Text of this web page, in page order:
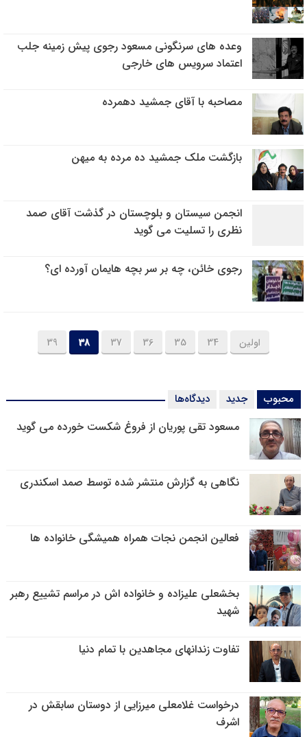
وعده های سرنگونی مسعود رجوی پیش زمینه جلب
اعتماد سرویس های خارجی
مصاحبه با آقای جمشید دهمرده
بازگشت ملک جمشید ده مرده به میهن
انجمن سیستان و بلوچستان در گذشت آقای صمد
نظری را تسلیت می گوید
رجوی خائن، چه بر سر بچه هایمان آورده ای؟
اولین 34
35
36
37
38
39
محبوب جدید دیدگاه‌ها
مسعود تقی پوریان از فروغ شکست خورده می گوید
نگاهی به گزارش منتشر شده توسط صمد اسکندری
فعالین انجمن نجات همراه همیشگی خانواده ها
بخشعلی علیزاده و خانواده اش در مراسم تشییع رهبر
شهید
تفاوت زندانهای مجاهدین با تمام دنیا
درخواست غلامعلی میرزایی از دوستان سابقش در
اشرف